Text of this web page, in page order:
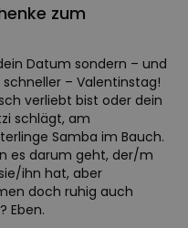
zum
Datum sondern – und
– Valentinstag!
verliebt bist oder dein
schlägt, am
Samba im Bauch.
es darum geht, der/m
ihn hat, aber
doch ruhig auch
Eben.